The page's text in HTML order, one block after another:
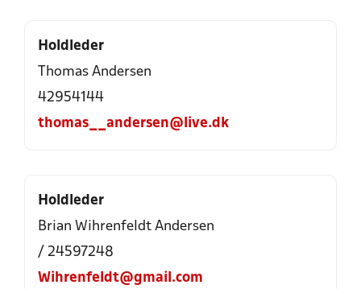
Holdleder
Thomas Andersen
42954144
thomas__andersen@live.dk
Holdleder
Brian Wihrenfeldt Andersen
/ 24597248
Wihrenfeldt@gmail.com